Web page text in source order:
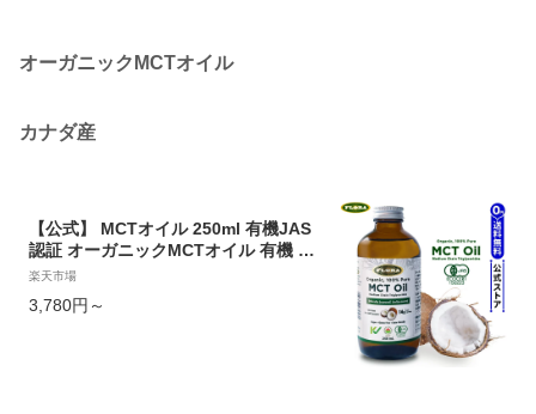
オーガニックMCTオイル
カナダ産
【公式】 MCTオイル 250ml 有機JAS
認証 オーガニックMCTオイル 有機 コ
コナッツオイル 有機ココナッツ油 c8
0% ピュアオイル FLORA フローラ ギ
楽天市場
3,780円～